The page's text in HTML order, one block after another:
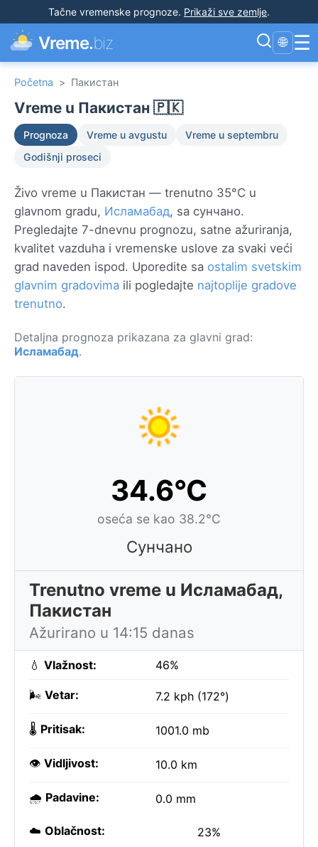
Tačne vremenske prognoze. Prikaži sve zemlje.
Vreme.biz 🌐 ☰
Početna > Пакистан
Vreme u Пакистан 🇵🇰
Prognoza Vreme u avgustu
Vreme u septembru
Godišnji proseci
Živo vreme u Пакистан — trenutno 35°C u
glavnom gradu, Исламабад, sa сунчано.
Pregledajte 7-dnevnu prognozu, satne ažuriranja,
kvalitet vazduha i vremenske uslove za svaki veći
grad naveden ispod. Uporedite sa ostalim svetskim
glavnim gradovima ili pogledajte najtoplije gradove
trenutno.
Detaljna prognoza prikazana za glavni grad:
Исламабад.
34.6°C
oseća se kao 38.2°C
Сунчано
Trenutno vreme u Исламабад,
Пакистан
Ažurirano u 14:15 danas
💧 Vlažnost: 46%
🌬️ Vetar: 7.2 kph (172°)
🌡️ Pritisak: 1001.0 mb
👁️ Vidljivost: 10.0 km
🌧️ Padavine: 0.0 mm
☁️ Oblačnost: 23%